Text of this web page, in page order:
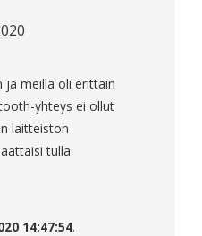
ja meillä oli erittäin
yhteys ei ollut
laitteiston
tulla
14:47:54.